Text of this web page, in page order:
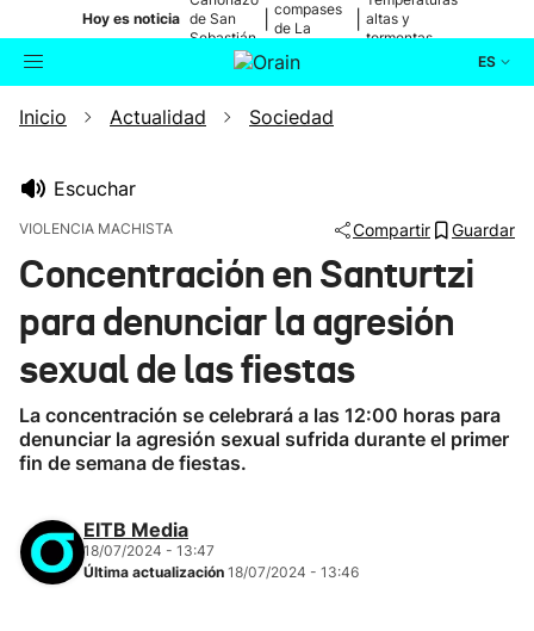
Hoy es noticia de San
Sebastián
compases
de La
altas y
tormentas
ES
Buscador Actualidad
Ikusmiran
Eguraldia
Inicio Actualidad Sociedad
Escuchar
VIOLENCIA MACHISTA Compartir Guardar
Concentración en Santurtzi
para denunciar la agresión
sexual de las fiestas
La concentración se celebrará a las 12:00 horas para
denunciar la agresión sexual sufrida durante el primer
fin de semana de fiestas.
EITB Media
18/07/2024 - 13:47
Última actualización 18/07/2024 - 13:46